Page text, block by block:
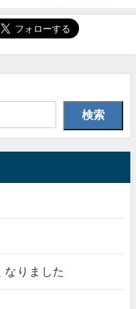
検索
なりました